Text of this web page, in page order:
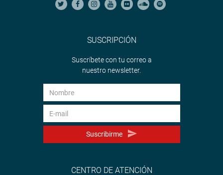
SUSCRIPCIÓN
Suscríbete con tu correo a
nuestro newsletter.
Suscribirme
CENTRO DE ATENCIÓN